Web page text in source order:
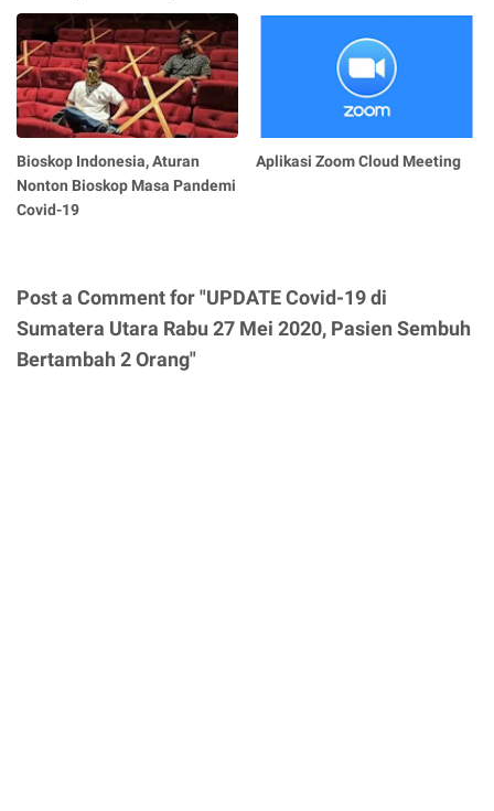
Bioskop Indonesia, Aturan
Nonton Bioskop Masa Pandemi
Covid-19
Aplikasi Zoom Cloud Meeting
Post a Comment for "UPDATE Covid-19 di
Sumatera Utara Rabu 27 Mei 2020, Pasien Sembuh
Bertambah 2 Orang"